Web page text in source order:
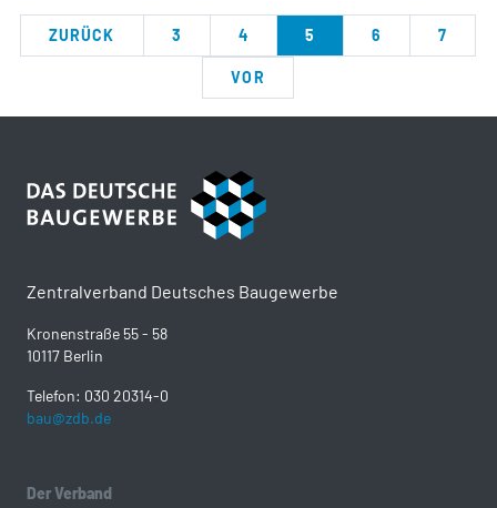
ZURÜCK 3 4 5 6 7
VOR
Zentralverband Deutsches Baugewerbe
Kronenstraße 55 - 58
10117 Berlin
Telefon: 030 20314-0
bau@zdb.de
Der Verband